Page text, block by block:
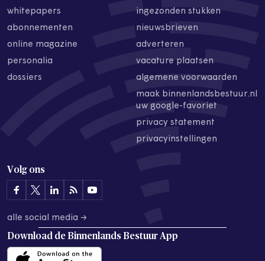
whitepapers
abonnementen
online magazine
personalia
dossiers
ingezonden stukken
nieuwsbrieven
adverteren
vacature plaatsen
algemene voorwaarden
maak binnenlandsbestuur.nl
uw google-favoriet
privacy statement
privacyinstellingen
Volg ons
alle social media →
Download de Binnenlands Bestuur App